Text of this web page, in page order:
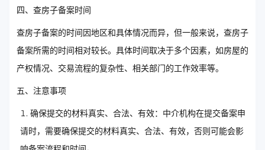
四、查房子备案时间
查房子备案的时间因地区和具体情况而异，但一般来说，查房子
备案所需的时间相对较长。具体时间取决于多个因素，如房屋的
产权情况、交易流程的复杂性、相关部门的工作效率等。
五、注意事项
确保提交的材料真实、合法、有效：中介机构在提交备案申
请时，需要确保提交的材料真实、合法、有效，否则可能会影